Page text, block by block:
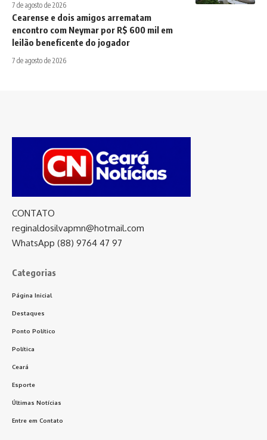
7 de agosto de 2026
Cearense e dois amigos arrematam
encontro com Neymar por R$ 600 mil em
leilão beneficente do jogador
7 de agosto de 2026
CONTATO
reginaldosilvapmn@hotmail.com
WhatsApp (88) 9764 47 97
Categorias
Página Inicial
Destaques
Ponto Político
Política
Ceará
Esporte
Últimas Notícias
Entre em Contato